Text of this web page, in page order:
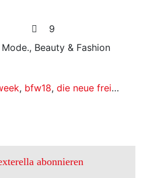
9
Beauty & Fashion
, bfw18, die neue freiheit
abonnieren